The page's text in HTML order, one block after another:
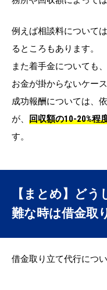
例えば相談料について
るところもあります。
また着手金についても
お金が掛からないケー
成功報酬については、
が、 回収額の10-20%程
す。
【まとめ】ど
難な時は借金取
借金取り立て代行につ